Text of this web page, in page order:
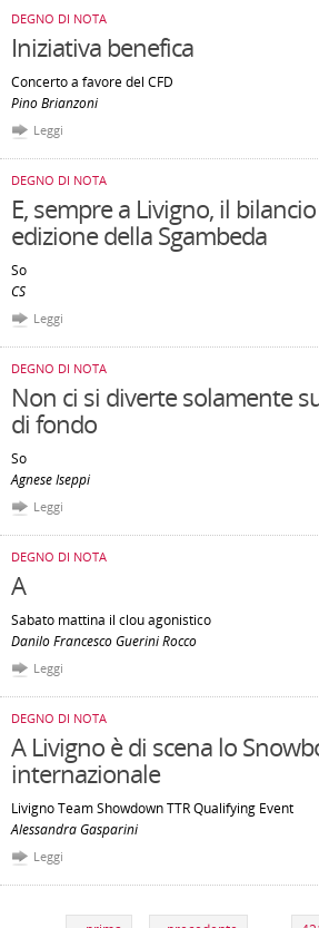
DEGNO DI NOTA
Iniziativa benefica
Concerto a favore del CFD
Pino Brianzoni
Leggi
DEGNO DI NOTA
E, sempre a Livigno, il
edizione della Sgambeda
So
CS
Leggi
DEGNO DI NOTA
Non ci si diverte solamente
di fondo
So
Agnese Iseppi
Leggi
DEGNO DI NOTA
A
Sabato mattina il clou agonistico
Danilo Francesco Guerini Rocco
Leggi
DEGNO DI NOTA
A Livigno è di scena lo
internazionale
Livigno Team Showdown TTR Qualifying Event
Alessandra Gasparini
Leggi